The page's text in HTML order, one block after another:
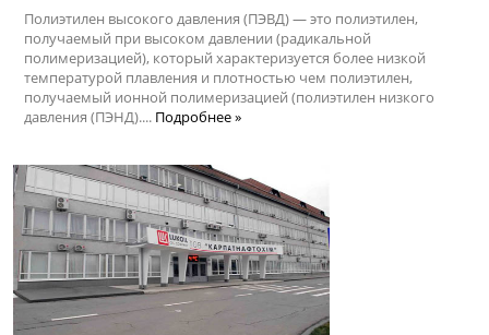
Полиэтилен высокого давления (ПЭВД) — это полиэтилен,
получаемый при высоком давлении (радикальной
полимеризацией), который характеризуется более низкой
температурой плавления и плотностью чем полиэтилен,
получаемый ионной полимеризацией (полиэтилен низкого
давления (ПЭНД).... Подробнее »